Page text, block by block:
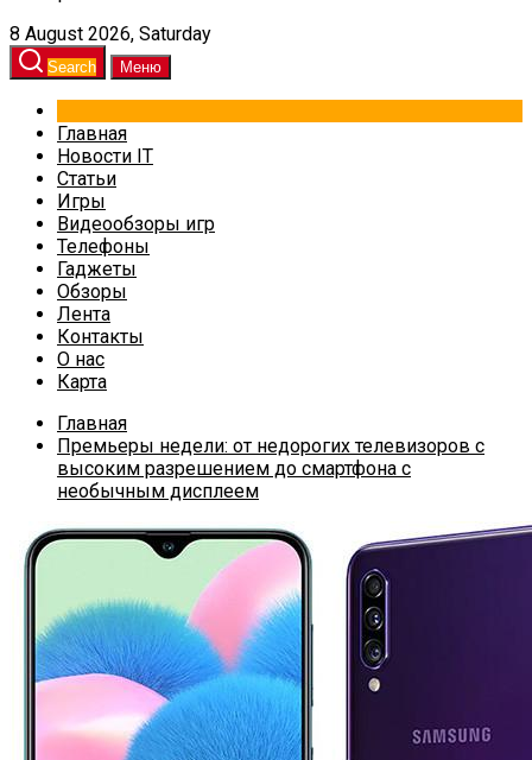
8 August 2026, Saturday
Search Меню
Главная
Новости IT
Статьи
Игры
Видеообзоры игр
Телефоны
Гаджеты
Обзоры
Лента
Контакты
О нас
Карта
Главная
Премьеры недели: от недорогих телевизоров с
высоким разрешением до смартфона с
необычным дисплеем